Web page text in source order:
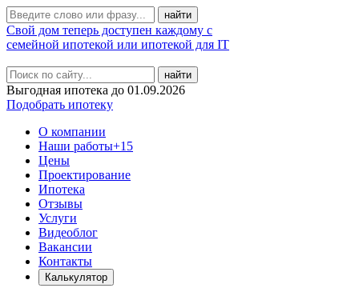
Свой дом теперь доступен каждому с
семейной ипотекой или ипотекой для IT
найти
Выгодная ипотека до 01.09.2026
Подобрать ипотеку
О компании
Наши работы+15
Цены
Проектирование
Ипотека
Отзывы
Услуги
Видеоблог
Вакансии
Контакты
Калькулятор